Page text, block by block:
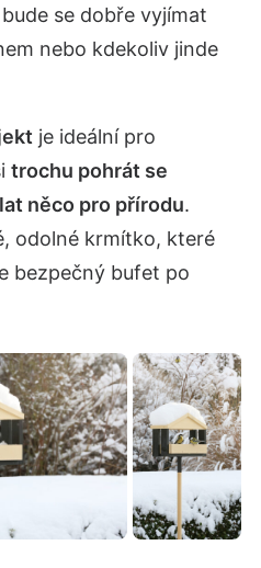
se dobře vyjímat
nebo kdekoliv jinde
je ideální pro
trochu pohrát se
něco pro přírodu.
odolné krmítko, které
bezpečný bufet po